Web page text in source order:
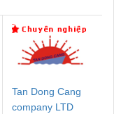
Tan Dong Cang
company LTD